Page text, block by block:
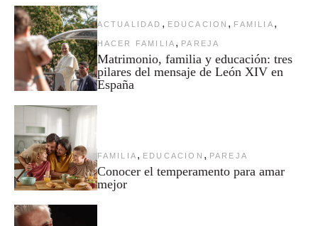
ACTUALIDAD , EDUCACION , FAMILIA ,
HACER FAMILIA , PAREJA
Matrimonio, familia y educación: tres
pilares del mensaje de León XIV en
España
FAMILIA , EDUCACION , PAREJA
Conocer el temperamento para amar
mejor